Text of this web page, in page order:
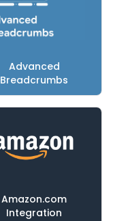
Advanced
Breadcrumbs
Amazon.com
Integration